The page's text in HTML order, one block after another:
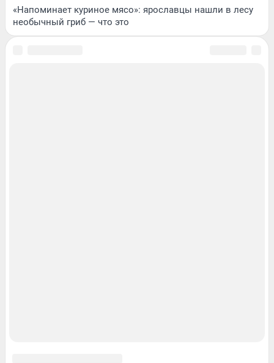
«Напоминает куриное мясо»: ярославцы нашли в лесу
необычный гриб — что это